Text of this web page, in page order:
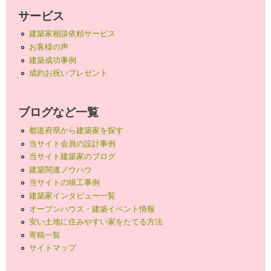
サービス
建築家相談依頼サービス
お客様の声
建築成功事例
成約お祝いプレゼント
ブログなど一覧
都道府県から建築家を探す
当サイト会員の設計事例
当サイト建築家のブログ
建築関連ノウハウ
当サイトの竣工事例
建築家インタビュー一覧
オープンハウス・建築イベント情報
安い土地に住みやすい家をたてる方法
寄稿一覧
サイトマップ